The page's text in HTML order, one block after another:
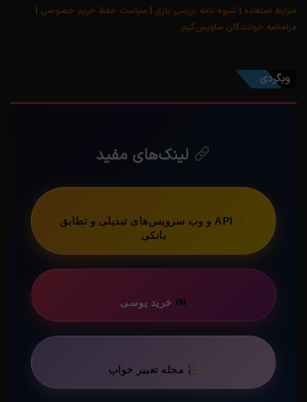
شرایط استفاده | شیوه نامه بررسی بازی | سیاست حفظ حریم خصوصی |
مرامنامه خوانندگان ساویس‌گیم
وبگردی
لینک‌های مفید
API و وب سرویس‌های تبدیلی و تطابق
بانکی
خرید یوسی
مجله تعبیر خواب